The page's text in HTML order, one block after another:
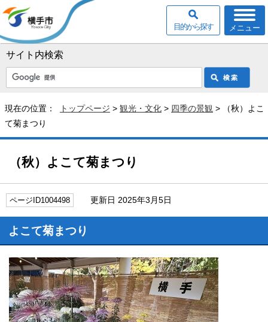
サイト内検索
メニュー
目的から探す
現在の位置： トップページ > 観光・文化 > 四季の景観 > （秋）よこ
て菊まつり
（秋）よこて菊まつり
ページID1004498 更新日 2025年3月5日
よこて菊まつり